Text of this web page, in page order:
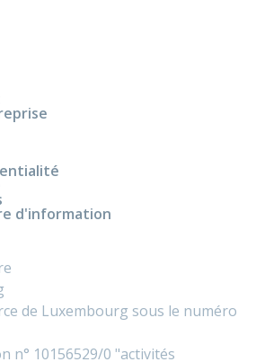
d'information
de Luxembourg sous le numéro
n° 10156529/0 "activités